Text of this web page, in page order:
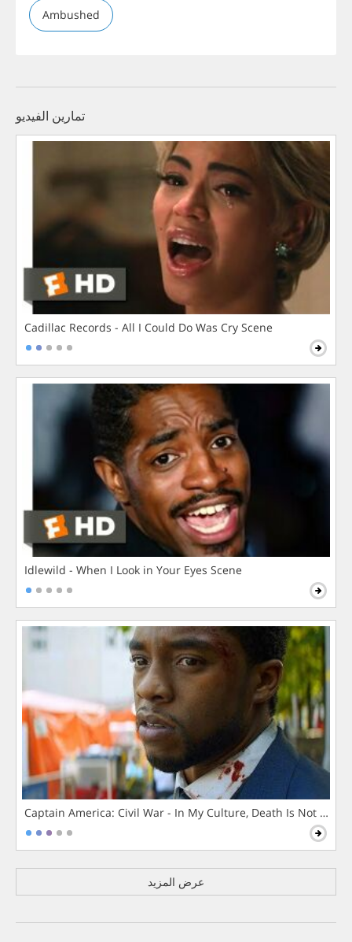
Ambushed
تمارين الفيديو
Cadillac Records - All I Could Do Was Cry Scene
Idlewild - When I Look in Your Eyes Scene
Captain America: Civil War - In My Culture, Death Is Not The
عرض المزيد